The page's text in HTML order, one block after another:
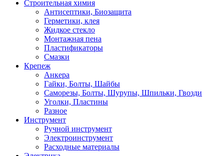
Строительная химия
Антисептики, Биозащита
Герметики, клея
Жидкое стекло
Монтажная пена
Пластификаторы
Смазки
Крепеж
Анкера
Гайки, Болты, Шайбы
Саморезы, Болты, Шурупы, Шпильки, Гвозди
Уголки, Пластины
Разное
Инструмент
Ручной инструмент
Электроинструмент
Расходные материалы